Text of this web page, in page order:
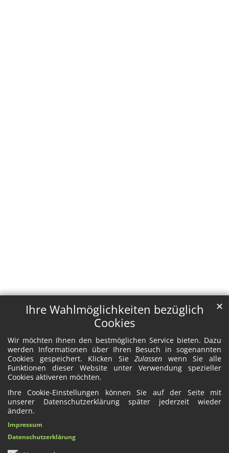
Ihre Wahlmöglichkeiten bezüglich
Cookies
Wir möchten Ihnen den bestmöglichen Service bieten. Dazu
werden Informationen über Ihren Besuch in sogenannten
Cookies gespeichert. Klicken SieZulassen wenn Sie alle
Funktionen dieser Website unter Verwendung spezieller
Cookies aktiveren möchten.
Ihre Cookie-Einstellungen können Sie auf der Seite mit
unserer Datenschutzerklärung später jederzeit wieder
ändern.
✕
Impressum
Datenschutzerklärung